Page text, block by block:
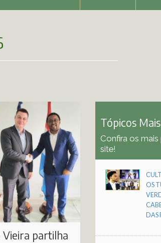
Vieira partilha
Tópicos
Confira os
site!
OS
DAS